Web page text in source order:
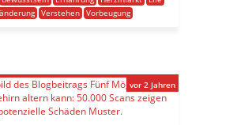
Verstehen Vorbeugung
vor 2 Jahren